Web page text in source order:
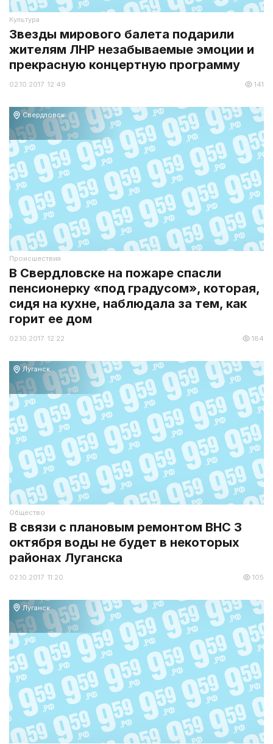
Культура
Звезды мирового балета подарили
жителям ЛНР незабываемые эмоции и
прекрасную концертную программу
02.10.2017 12:49 141
Свердловск
Происшествия
В Свердловске на пожаре спасли
пенсионерку «под градусом», которая,
сидя на кухне, наблюдала за тем, как
горит ее дом
02.10.2017 12:22 184
Луганск
Общество
В связи с плановым ремонтом ВНС 3
октября воды не будет в некоторых
районах Луганска
02.10.2017 11:20 105
Луганск